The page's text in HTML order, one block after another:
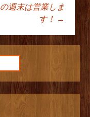
週末は営業しま
す！ →